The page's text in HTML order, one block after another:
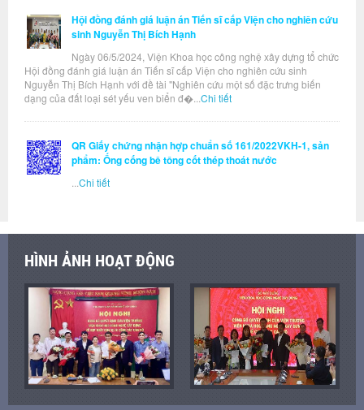
Hội đồng đánh giá luận án Tiến sĩ cấp Viện cho nghiên cứu
sinh Nguyễn Thị Bích Hạnh
Ngày 06/5/2024, Viện Khoa học công nghệ xây dựng tổ chức
Hội đồng đánh giá luận án Tiến sĩ cấp Viện cho nghiên cứu sinh
Nguyễn Thị Bích Hạnh với đề tài "Nghiên cứu một số đặc trưng biến
dạng của đất loại sét yếu ven biển đ�... Chi tiết
QR Giấy chứng nhận hợp chuẩn số 161/2022VKH-1, sản
phẩm: Ống cống bê tông cốt thép thoát nước
Chi tiết
HÌNH ẢNH HOẠT ĐỘNG